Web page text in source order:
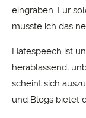
eingraben. Für
musste ich das
Hatespeech ist
herablassend,
scheint sich
und Blogs bietet